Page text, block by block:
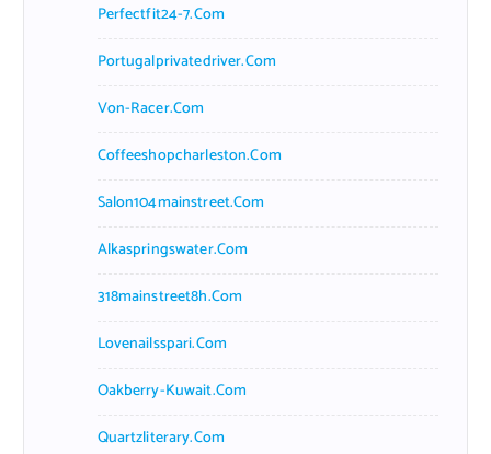
Perfectfit24-7.com
Portugalprivatedriver.com
Von-Racer.com
Coffeeshopcharleston.com
Salon104mainstreet.com
Alkaspringswater.com
318mainstreet8h.com
Lovenailsspari.com
Oakberry-Kuwait.com
Quartzliterary.com